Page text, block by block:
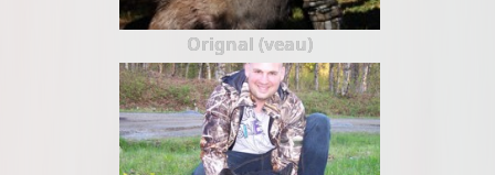
Orignal (veau)